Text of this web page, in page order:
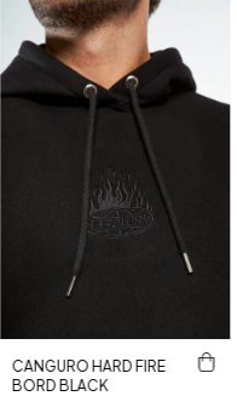
CANGURO HARD FIRE
BORD BLACK